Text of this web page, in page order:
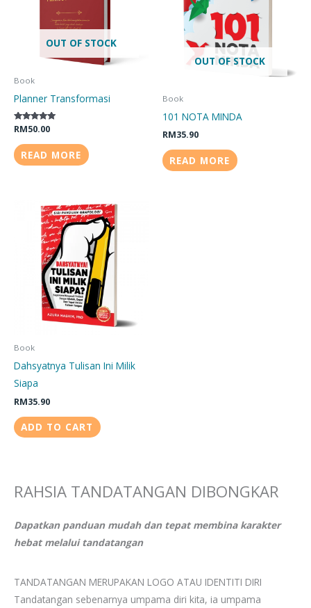
OUT OF STOCK
Book
Planner Transformasi
Rated
5.00
out of 5
RM50.00
READ MORE
OUT OF STOCK
Book
101 NOTA MINDA
RM35.90
READ MORE
Book
Dahsyatnya Tulisan Ini Milik
Siapa
RM35.90
ADD TO CART
RAHSIA TANDATANGAN DIBONGKAR
Dapatkan panduan mudah dan tepat membina karakter
hebat melalui tandatangan
TANDATANGAN MERUPAKAN LOGO ATAU IDENTITI DIRI
Tandatangan sebenarnya umpama diri kita, ia umpama